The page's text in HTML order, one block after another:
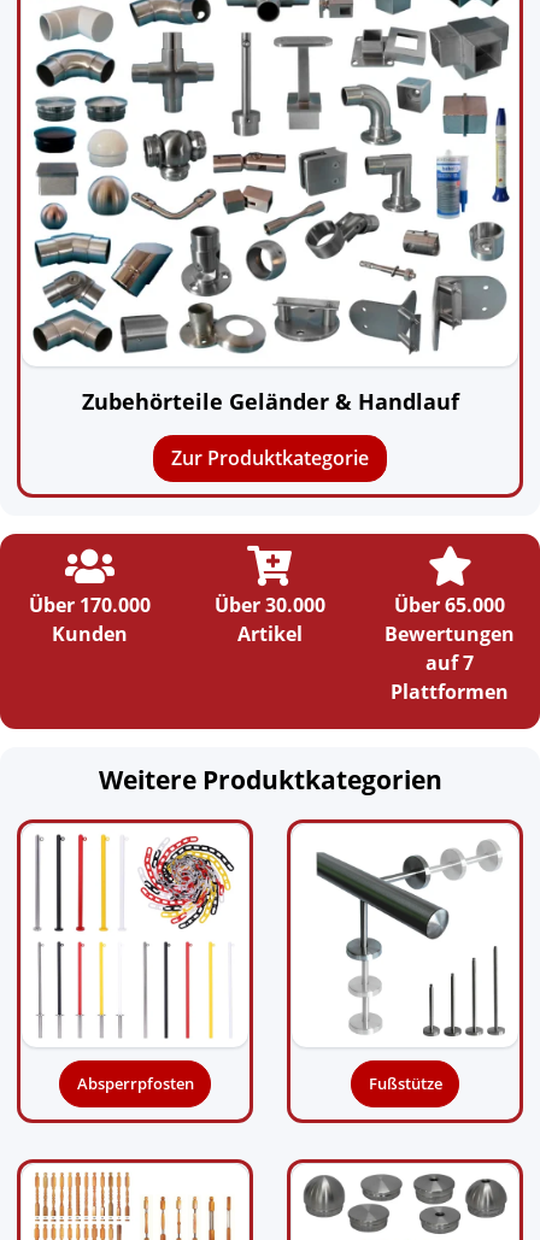
Zubehörteile Geländer & Handlauf
Zur Produktkategorie

Über 170.000
Kunden

Über 30.000
Artikel

Über 65.000
Bewertungen
auf 7
Plattformen
Weitere Produktkategorien
Absperrpfosten Fußstütze